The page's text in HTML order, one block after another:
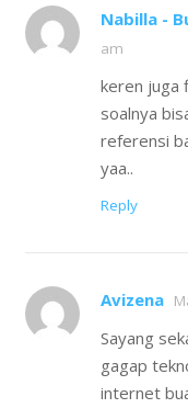
Nabilla -
am
keren juga
soalnya
referensi
yaa..
Reply
Avizena
Sayang
gagap
internet